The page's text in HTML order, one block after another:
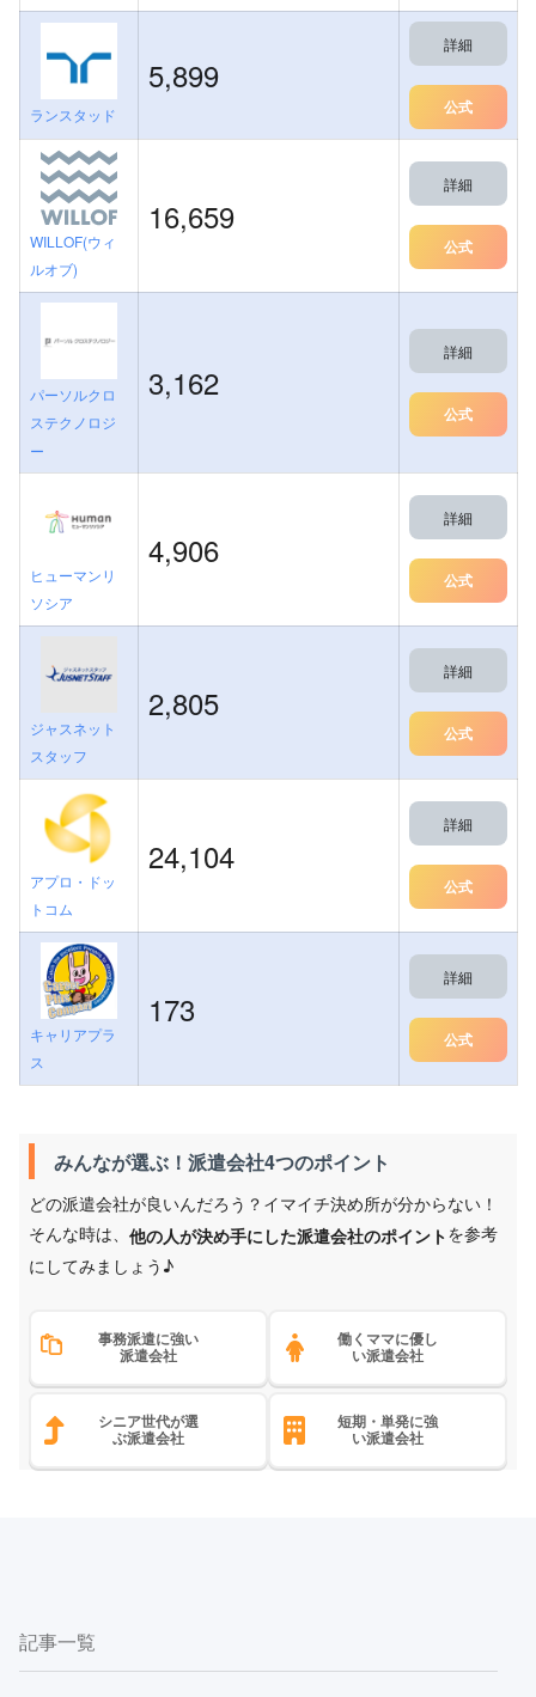
ランスタッド
5,899
詳細
公式
WILLOF(ウィ
ルオブ)
16,659
詳細
公式
パーソルクロ
ステクノロジ
ー
3,162
詳細
公式
ヒューマンリ
ソシア
4,906
詳細
公式
ジャスネット
スタッフ
2,805
詳細
公式
アプロ・ドッ
トコム
24,104
詳細
公式
キャリアプラ
ス
173
詳細
公式
みんなが選ぶ！派遣会社4つのポイント
どの派遣会社が良いんだろう？イマイチ決め所が分からない！
そんな時は、 他の人が決め手にした派遣会社のポイントを参考
にしてみましょう♪
事務派遣に強い
派遣会社
働くママに優し
い派遣会社
シニア世代が選
ぶ派遣会社
短期・単発に強
い派遣会社
記事一覧